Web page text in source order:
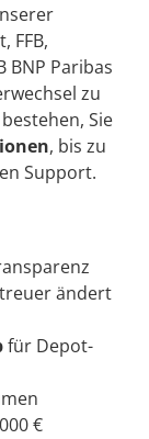
FFB,
BNP Paribas
zu
Sie
, bis zu
Support.
ändert
für Depot-
€